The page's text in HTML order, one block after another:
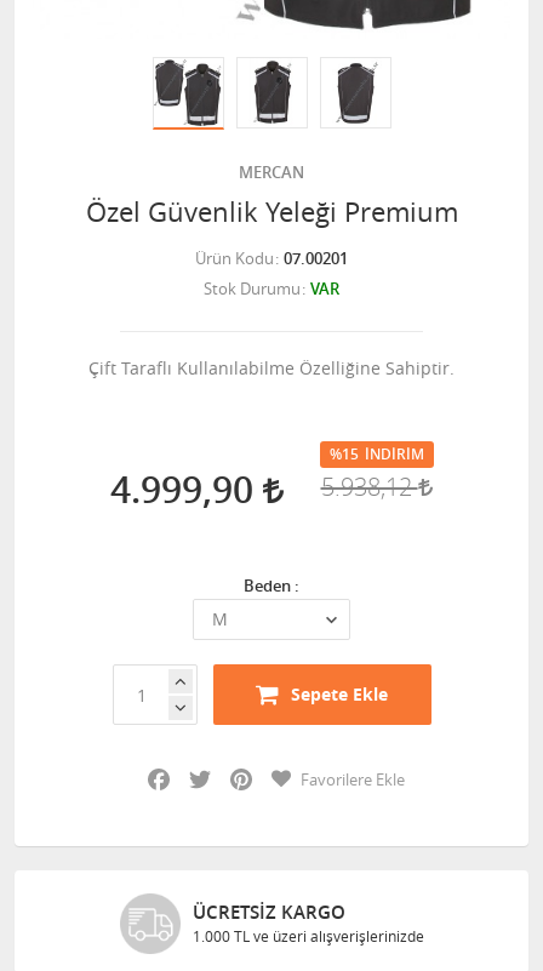
MERCAN
Özel Güvenlik Yeleği Premium
Ürün Kodu 07.00201
Stok Durumu VAR
Çift Taraflı Kullanılabilme Özelliğine Sahiptir.
4.999,90
%15 İNDIRIM
5.938,12
Beden :
Sepete Ekle
Facebook
Twitter PinterestFavorilere Ekle
ÜCRETSIZ KARGO
1.000 TL ve üzeri alışverişlerinizde